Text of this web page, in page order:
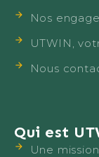
Nos
UTWIN,
Nous
Qui est
Une mission